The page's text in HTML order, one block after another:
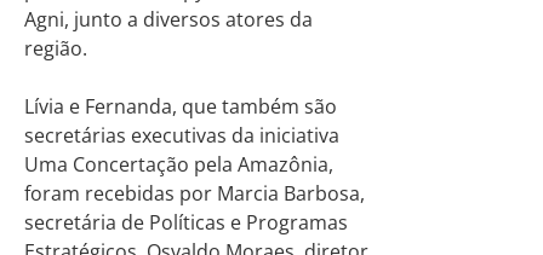
Agni, junto a diversos atores da
região.
Lívia e Fernanda, que também são
secretárias executivas da iniciativa
Uma Concertação pela Amazônia,
foram recebidas por Marcia Barbosa,
secretária de Políticas e Programas